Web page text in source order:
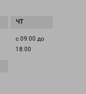
с 09:00 до
18:00